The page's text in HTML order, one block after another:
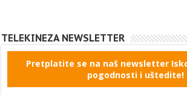
TELEKINEZA NEWSLETTER
Pretplatite se na naš newsletter
pogodnosti i uštedite!